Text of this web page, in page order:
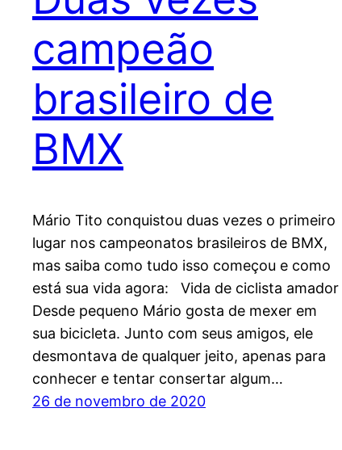
campeão
brasileiro de
BMX
Mário Tito conquistou duas vezes o primeiro
lugar nos campeonatos brasileiros de BMX,
mas saiba como tudo isso começou e como
está sua vida agora: Vida de ciclista amador
Desde pequeno Mário gosta de mexer em
sua bicicleta. Junto com seus amigos, ele
desmontava de qualquer jeito, apenas para
conhecer e tentar consertar algum…
26 de novembro de 2020